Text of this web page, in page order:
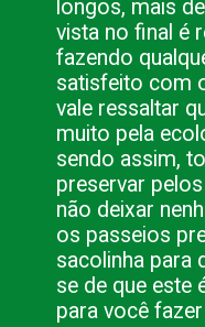
longos, mais
vista no final é
fazendo
satisfeito com
vale ressaltar
muito pela
sendo assim,
preservar
não deixar
os passeios
sacolinha para
se de que este
para você